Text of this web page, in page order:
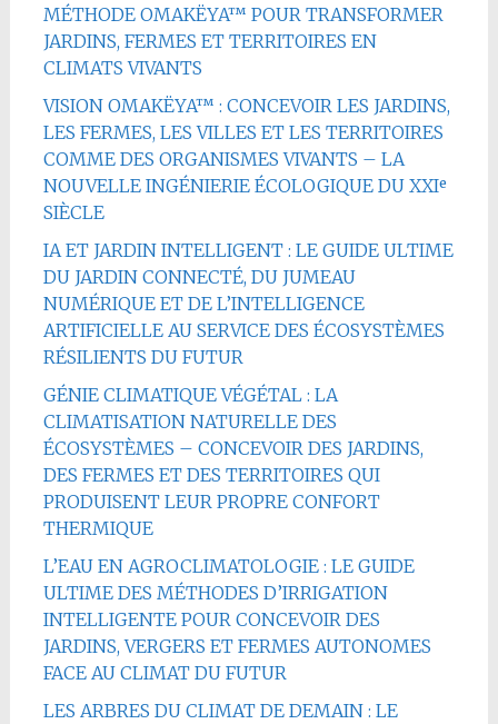
MÉTHODE OMAKËYA™ POUR TRANSFORMER
JARDINS, FERMES ET TERRITOIRES EN
CLIMATS VIVANTS
VISION OMAKËYA™ : CONCEVOIR LES JARDINS,
LES FERMES, LES VILLES ET LES TERRITOIRES
COMME DES ORGANISMES VIVANTS – LA
NOUVELLE INGÉNIERIE ÉCOLOGIQUE DU XXIᵉ
SIÈCLE
IA ET JARDIN INTELLIGENT : LE GUIDE ULTIME
DU JARDIN CONNECTÉ, DU JUMEAU
NUMÉRIQUE ET DE L’INTELLIGENCE
ARTIFICIELLE AU SERVICE DES ÉCOSYSTÈMES
RÉSILIENTS DU FUTUR
GÉNIE CLIMATIQUE VÉGÉTAL : LA
CLIMATISATION NATURELLE DES
ÉCOSYSTÈMES – CONCEVOIR DES JARDINS,
DES FERMES ET DES TERRITOIRES QUI
PRODUISENT LEUR PROPRE CONFORT
THERMIQUE
L’EAU EN AGROCLIMATOLOGIE : LE GUIDE
ULTIME DES MÉTHODES D’IRRIGATION
INTELLIGENTE POUR CONCEVOIR DES
JARDINS, VERGERS ET FERMES AUTONOMES
FACE AU CLIMAT DU FUTUR
LES ARBRES DU CLIMAT DE DEMAIN : LE